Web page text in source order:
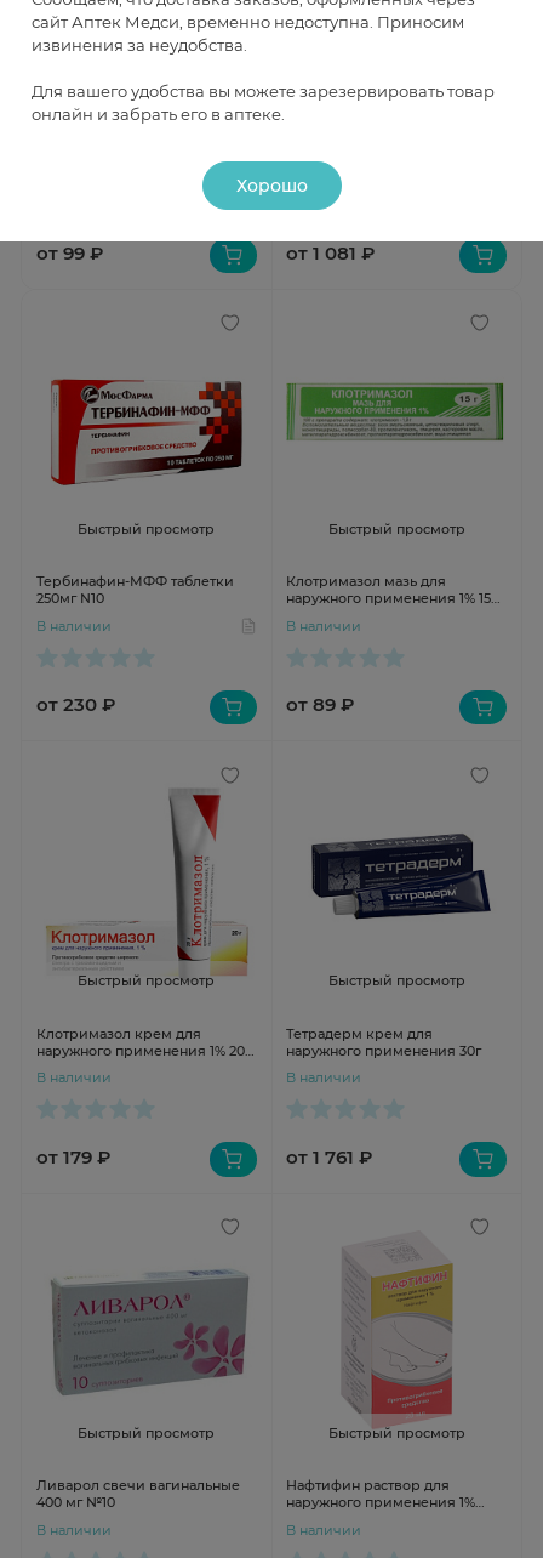
Нистатин таблетки 500000Ед
от 99 ₽
В наличии
от 1 081 ₽
Быстрый просмотр
Тербинафин-МФФ таблетки
250мг N10
В наличии
от 230 ₽
Быстрый просмотр
Клотримазол мазь для
наружного применения 1% 15Г
В наличии
от 89 ₽
Быстрый просмотр
Клотримазол крем для
наружного применения 1% 20г
В наличии
от 179 ₽
Быстрый просмотр
Тетрадерм крем для
наружного применения 30г
В наличии
от 1 761 ₽
Быстрый просмотр
Ливарол свечи вагинальные
400 мг №10
В наличии
Быстрый просмотр
Нафтифин раствор для
наружного применения 1%
В наличии
сайт Аптек Медси, временно недоступна. Приносим
извинения за неудобства.
Для вашего удобства вы можете зарезервировать товар
онлайн и забрать его в аптеке.
Хорошо